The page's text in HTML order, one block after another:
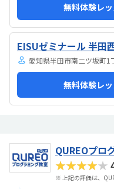
無料体験レ
EISUゼミナール 半田
愛知県半田市南二ツ坂町1
無料体験レ
QUREOプロ
★★★★★
※ 上記の評価は、